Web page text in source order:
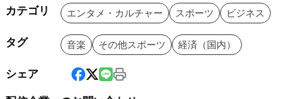
カテゴリ エンタメ・カルチャー スポーツ ビジネス
タグ 音楽 その他スポーツ 経済（国内）
シェア